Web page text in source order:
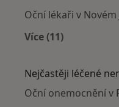
Oční lékaři v Novém
Více (11)
Nejčastěji léčené
Oční onemocnění v